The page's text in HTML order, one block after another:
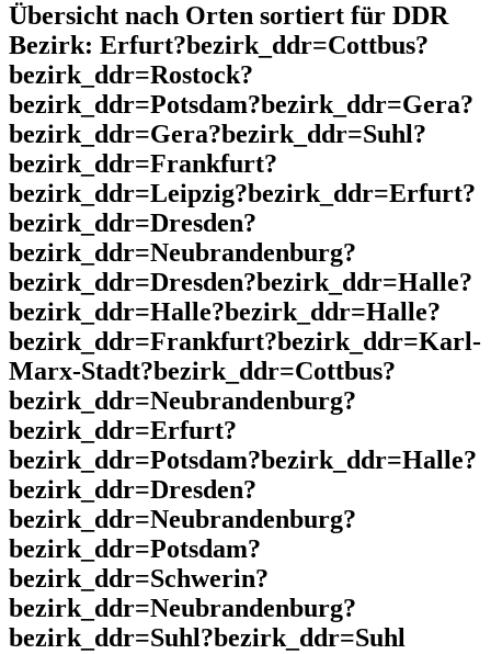
Übersicht nach Orten sortiert für DDR
Bezirk: Erfurt?bezirk_ddr=Cottbus?
bezirk_ddr=Rostock?
bezirk_ddr=Potsdam?bezirk_ddr=Gera?
bezirk_ddr=Gera?bezirk_ddr=Suhl?
bezirk_ddr=Frankfurt?
bezirk_ddr=Leipzig?bezirk_ddr=Erfurt?
bezirk_ddr=Dresden?
bezirk_ddr=Neubrandenburg?
bezirk_ddr=Dresden?bezirk_ddr=Halle?
bezirk_ddr=Halle?bezirk_ddr=Halle?
bezirk_ddr=Frankfurt?bezirk_ddr=Karl-
Marx-Stadt?bezirk_ddr=Cottbus?
bezirk_ddr=Neubrandenburg?
bezirk_ddr=Erfurt?
bezirk_ddr=Potsdam?bezirk_ddr=Halle?
bezirk_ddr=Dresden?
bezirk_ddr=Neubrandenburg?
bezirk_ddr=Potsdam?
bezirk_ddr=Schwerin?
bezirk_ddr=Neubrandenburg?
bezirk_ddr=Suhl?bezirk_ddr=Suhl